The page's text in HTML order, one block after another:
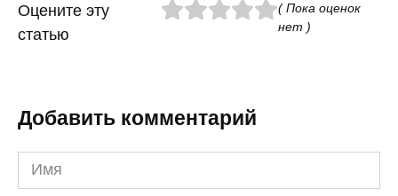
Оцените эту
статью
( Пока оценок
нет )
Добавить комментарий
Имя
*